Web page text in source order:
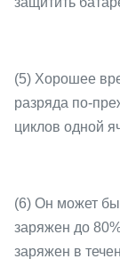
(5) Хорошее
разряда по-
циклов одной
(6) Он может
заряжен до
заряжен в